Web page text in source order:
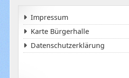
Impressum
Karte Bürgerhalle
Datenschutzerklärung